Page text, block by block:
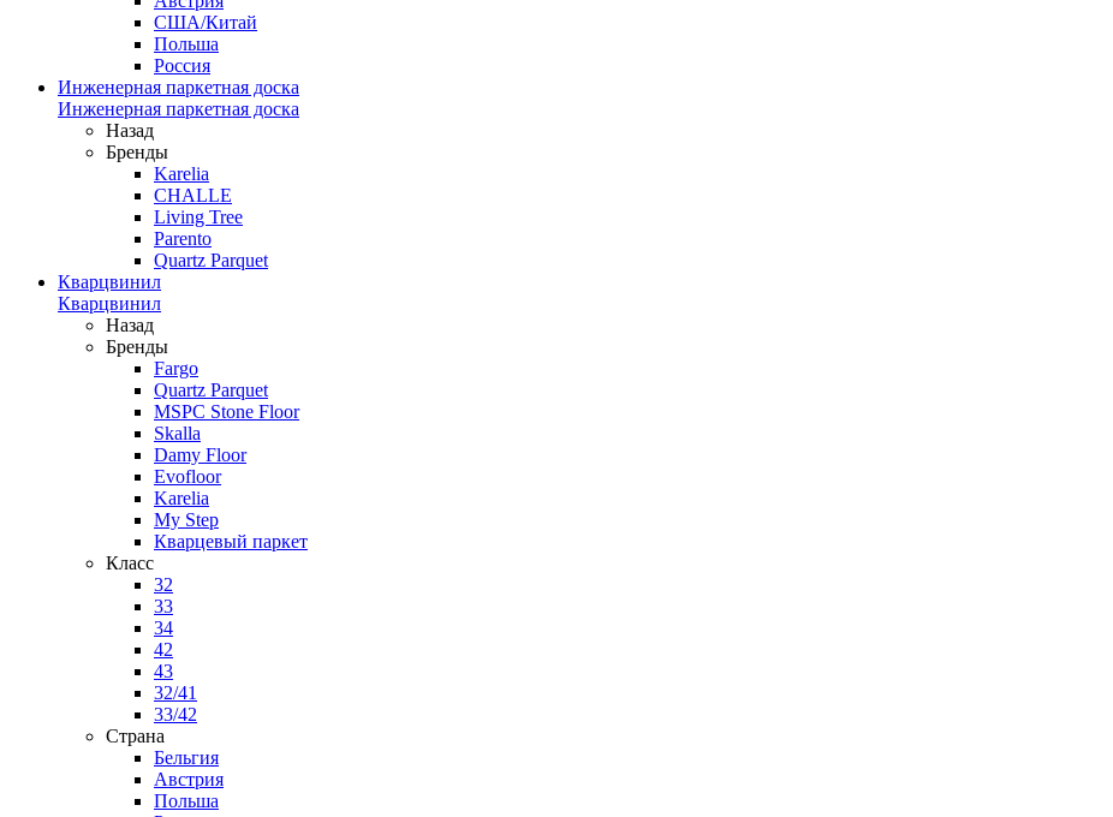
США/Китай
Польша
Россия
Инженерная паркетная доска
Инженерная паркетная доска
Назад
Бренды
Karelia
CHALLE
Living Tree
Parento
Quartz Parquet
Кварцвинил
Кварцвинил
Назад
Бренды
Fargo
Quartz Parquet
MSPC Stone Floor
Skalla
Damy Floor
Evofloor
Karelia
My Step
Кварцевый паркет
Класс
32
33
34
42
43
32/41
33/42
Страна
Бельгия
Австрия
Польша